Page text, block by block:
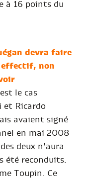
à 16 points du
devra faire
effectif, non
le cas
et Ricardo
avaient signé
en mai 2008
deux n’aura
été reconduits.
Toupin. Ce